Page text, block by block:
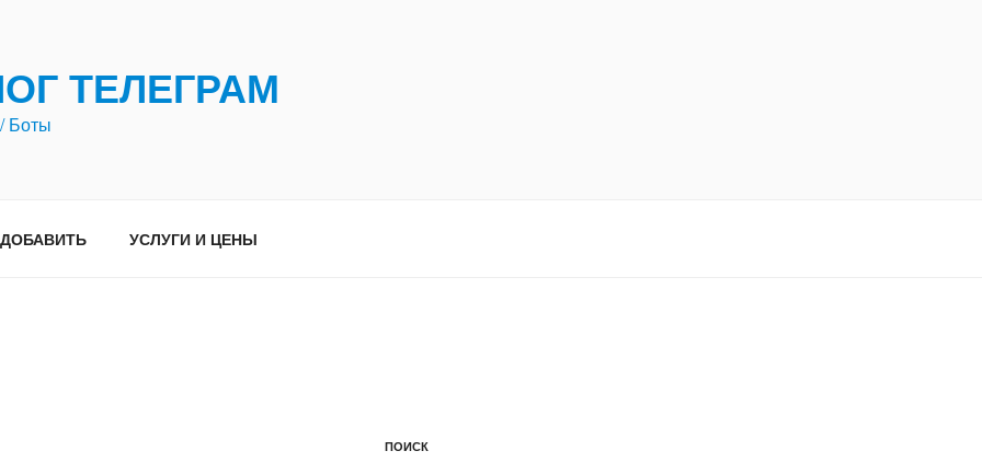
ТЕЛЕГРАМ
Боты
ДОБАВИТЬ УСЛУГИ И ЦЕНЫ
ПОИСК